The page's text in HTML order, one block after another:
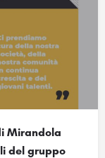
Mirandola
del gruppo